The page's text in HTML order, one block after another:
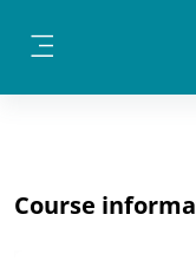
Course